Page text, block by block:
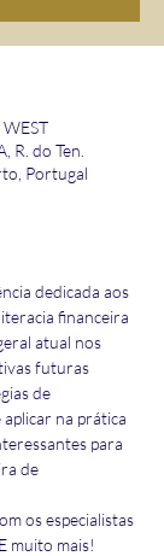
R. do Ten.
Portugal
dedicada aos
financeira
atual nos
futuras
de
na prática
para
de
os especialistas
muito mais!